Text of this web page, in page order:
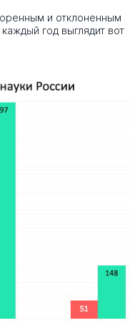
и отклоненным
год выглядит вот